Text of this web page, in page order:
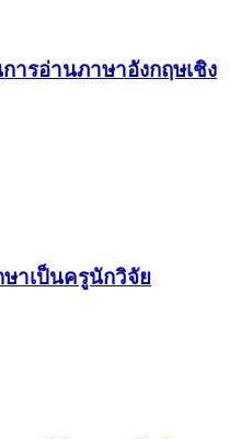
ารอ่านภาษาอังกฤษเชิง
าเป็นครูนักวิจัย